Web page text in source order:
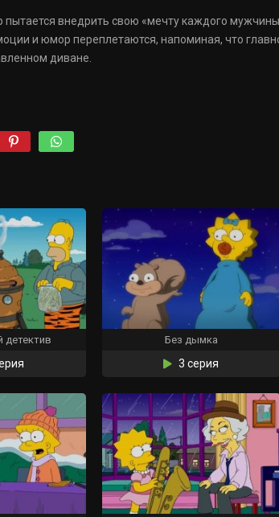
внедрить свою «мечту каждого
и юмор переплетаются, напоминая, что
диване.
Без дымка
3 серия